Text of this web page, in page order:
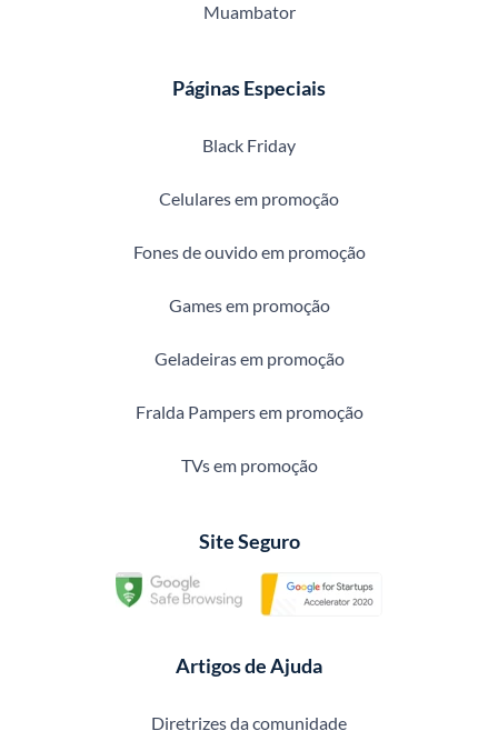
Muambator
Páginas Especiais
Black Friday
Celulares em promoção
Fones de ouvido em promoção
Games em promoção
Geladeiras em promoção
Fralda Pampers em promoção
TVs em promoção
Site Seguro
Artigos de Ajuda
Diretrizes da comunidade